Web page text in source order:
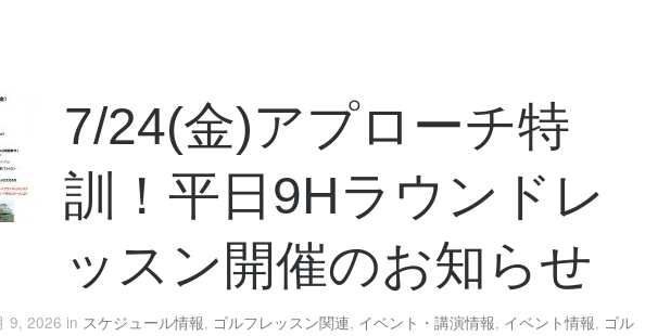
7/24(金)アプローチ特
訓！平日9Hラウンドレ
ッスン開催のお知らせ
9, 2026 in スケジュール情報, ゴルフレッスン関連, イベント・講演情報, イベント情報, ゴル